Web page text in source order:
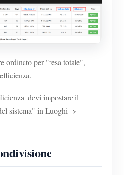
ordinato per "resa totale",
devi impostare il
sistema" in Luoghi ->